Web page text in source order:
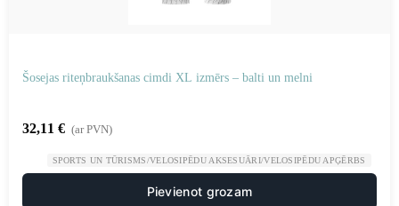
Šosejas riteņbraukšanas cimdi XL izmērs – balti un melni
32,11 € (ar PVN)
SPORTS UN TŪRISMS/VELOSIPĒDU AKSESUĀRI/VELOSIPĒDU APĢĒRBS
Pievienot grozam